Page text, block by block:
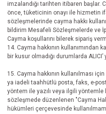
imzalandığı tarihten itibaren başlar.
önce, tüketicinin onayı ile hizmetin
sözleşmelerinde cayma hakkı
bildirim Mesafeli Sözleşmelerde ve
Cayma koşullarını bilerek sipariş
14. Cayma hakkının
bir kusur olmadığı durumlarda ALICI’
15. Cayma hakkının kullanılması
ya iadeli taahhütlü posta, faks, e-
yöntem ile yazılı veya ilgili
sözleşmede düzenlenen "Cayma
hükümleri çerçevesinde